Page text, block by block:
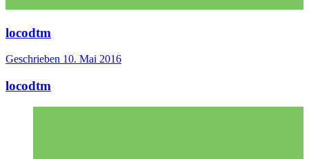
locodtm
Geschrieben 10. Mai 2016
locodtm